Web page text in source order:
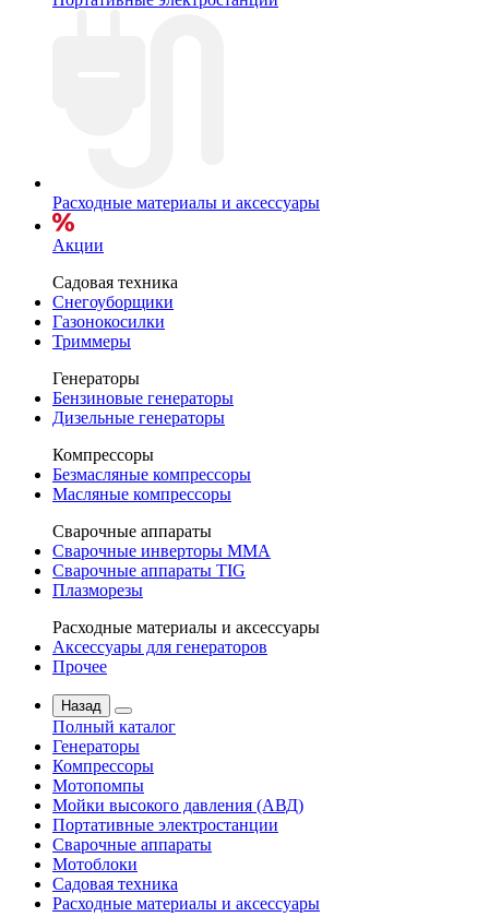
Расходные материалы и аксессуары
Акции
Садовая техника
Снегоуборщики
Газонокосилки
Триммеры
Генераторы
Бензиновые генераторы
Дизельные генераторы
Компрессоры
Безмасляные компрессоры
Масляные компрессоры
Сварочные аппараты
Сварочные инверторы MMA
Сварочные аппараты TIG
Плазморезы
Расходные материалы и аксессуары
Аксессуары для генераторов
Прочее
Назад
Полный каталог
Генераторы
Компрессоры
Мотопомпы
Мойки высокого давления (АВД)
Портативные электростанции
Сварочные аппараты
Мотоблоки
Садовая техника
Расходные материалы и аксессуары